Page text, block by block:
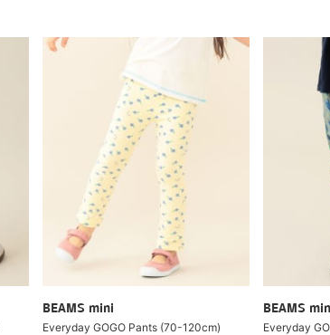
BEAMS mini
Everyday GOGO Pants (70-120cm)
BEAMS
Everyday